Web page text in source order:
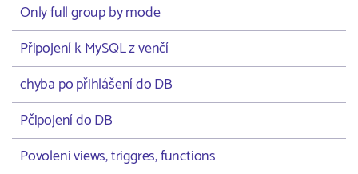
Only full group by mode
Připojení k MySQL z venčí
chyba po přihlášení do DB
Pčipojení do DB
Povoleni views, triggres, functions